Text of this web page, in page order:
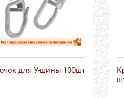
для У-шины 100шт